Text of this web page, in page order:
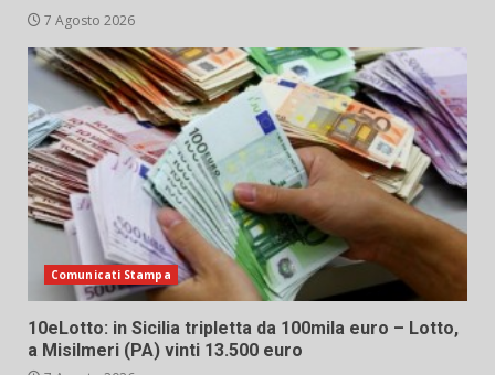
7 Agosto 2026
Comunicati Stampa
10eLotto: in Sicilia tripletta da 100mila euro – Lotto,
a Misilmeri (PA) vinti 13.500 euro